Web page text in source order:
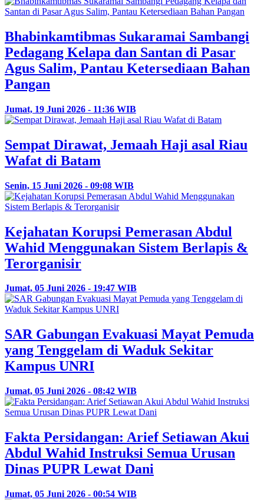
Bhabinkamtibmas Sukaramai Sambangi
Pedagang Kelapa dan Santan di Pasar
Agus Salim, Pantau Ketersediaan Bahan
Pangan
Jumat, 19 Juni 2026 - 11:36 WIB
Sempat Dirawat, Jemaah Haji asal Riau
Wafat di Batam
Senin, 15 Juni 2026 - 09:08 WIB
Kejahatan Korupsi Pemerasan Abdul
Wahid Menggunakan Sistem Berlapis &
Terorganisir
Jumat, 05 Juni 2026 - 19:47 WIB
SAR Gabungan Evakuasi Mayat Pemuda
yang Tenggelam di Waduk Sekitar
Kampus UNRI
Jumat, 05 Juni 2026 - 08:42 WIB
Fakta Persidangan: Arief Setiawan Akui
Abdul Wahid Instruksi Semua Urusan
Dinas PUPR Lewat Dani
Jumat, 05 Juni 2026 - 00:54 WIB